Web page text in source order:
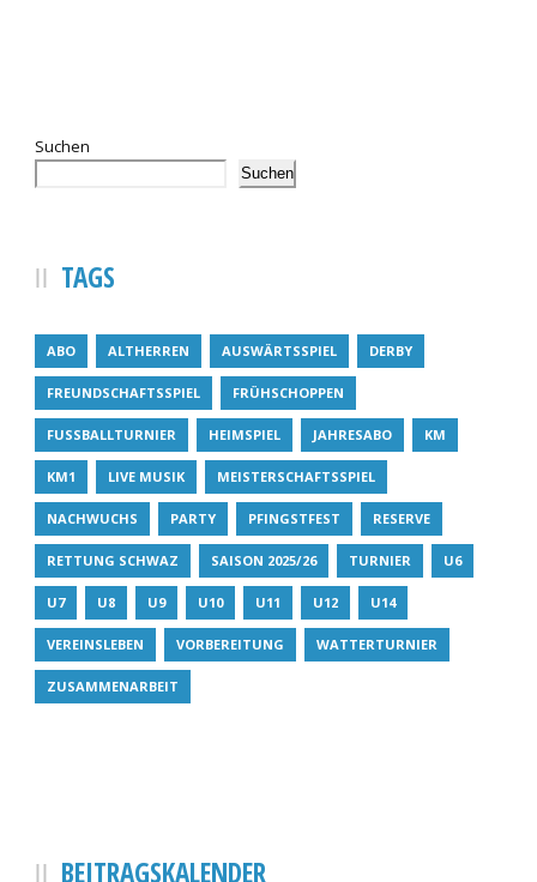
Suchen
Suchen
TAGS
ABO ALTHERREN AUSWÄRTSSPIEL DERBY
FREUNDSCHAFTSSPIEL FRÜHSCHOPPEN
FUSSBALLTURNIER HEIMSPIEL JAHRESABO KM
KM1 LIVE MUSIK MEISTERSCHAFTSSPIEL
NACHWUCHS PARTY PFINGSTFEST RESERVE
RETTUNG SCHWAZ SAISON 2025/26 TURNIER U6
U7 U8 U9 U10 U11 U12 U14
VEREINSLEBEN VORBEREITUNG WATTERTURNIER
ZUSAMMENARBEIT
BEITRAGSKALENDER